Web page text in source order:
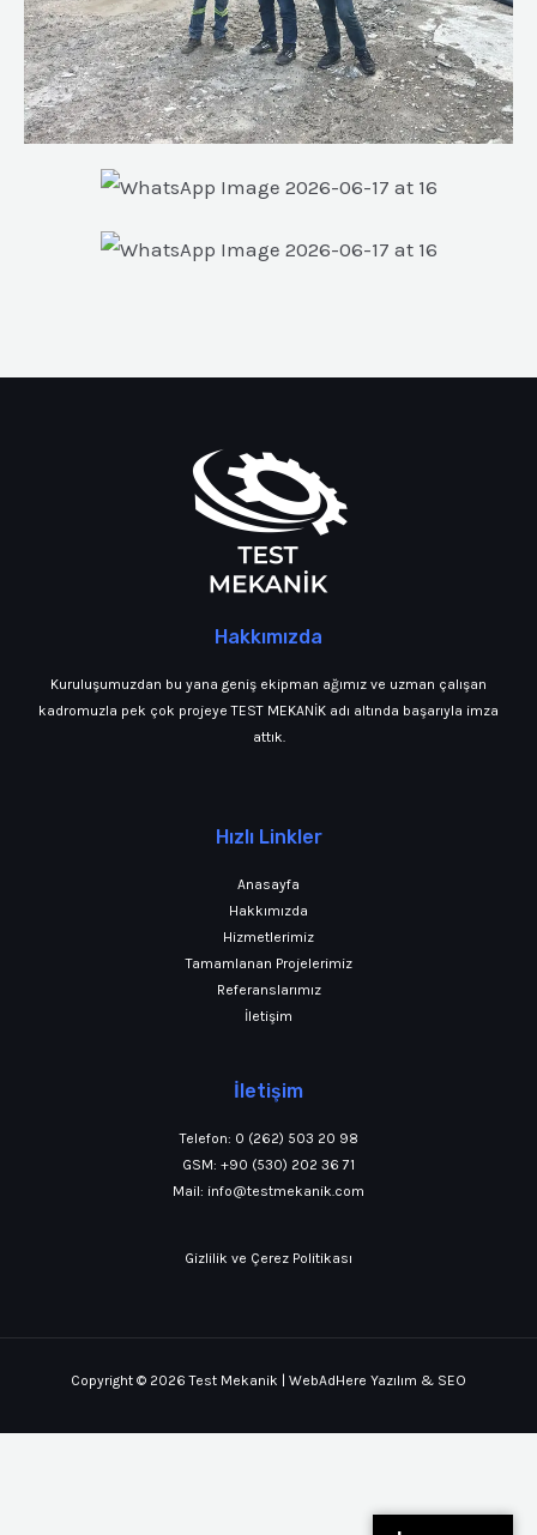
Hakkımızda
Kuruluşumuzdan bu yana geniş ekipman ağımız ve uzman çalışan
kadromuzla pek çok projeye TEST MEKANİK adı altında başarıyla imza
attık.
Hızlı Linkler
Anasayfa
Hakkımızda
Hizmetlerimiz
Tamamlanan Projelerimiz
Referanslarımız
İletişim
İletişim
Telefon: 0 (262) 503 20 98
GSM: +90 (530) 202 36 71
Mail: info@testmekanik.com
Gizlilik ve Çerez Politikası
Copyright © 2026 Test Mekanik | WebAdHere Yazılım & SEO